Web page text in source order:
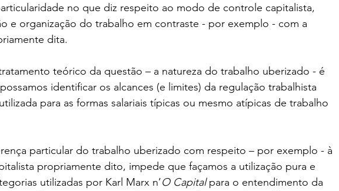
no que diz respeito ao modo de controle capitalista,
e organização do trabalho em contraste - por exemplo - com a
dita.
teórico da questão – a natureza do trabalho uberizado - é
identificar os alcances (e limites) da regulação trabalhista
para as formas salariais típicas ou mesmo atípicas de trabalho
particular do trabalho uberizado com respeito – por exemplo - à
propriamente dito, impede que façamos a utilização pura e
utilizadas por Karl Marx n’O Capital para o entendimento da